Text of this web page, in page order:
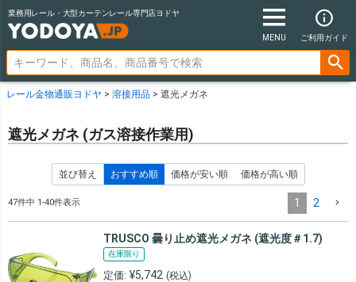
業務用レール・大型カーテンレール専門店ヨドヤ
MENU ご利用ガイド
レール金物通販ヨドヤ 溶接用品 遮光メガネ
遮光メガネ (ガス溶接作業用)
並び替え おすすめ順 価格が安い順 価格が高い順
47件中 1-40件表示 1 2
TRUSCO 曇り止め遮光メガネ (遮光度＃1.7)
在庫限り
定価: ¥5,742 (税込)